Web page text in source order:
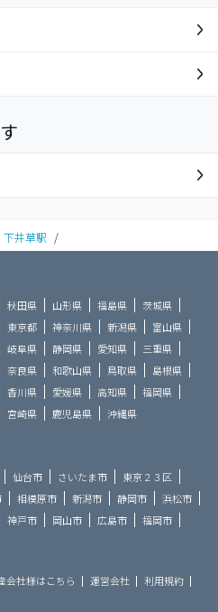
下井草駅 /
秋田県 山形県 福島県
茨城県
東京都 神奈川県 新潟県
富山県
岐阜県 静岡県 愛知県
三重県
奈良県 和歌山県 鳥取県
島根県
香川県 愛媛県 高知県
福岡県
宮崎県 鹿児島県 沖縄県
仙台市 さいたま市
東京２３区
相模原市 新潟市 静岡市
浜松市
神戸市 岡山市 広島市
福岡市
会社様はこちら 運営会社
利用規約